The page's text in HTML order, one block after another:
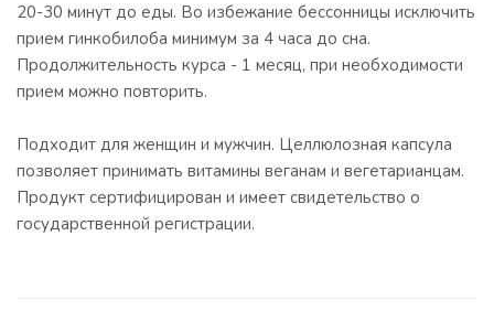
20-30 минут до еды. Во избежание бессонницы исключить
прием гинкобилоба минимум за 4 часа до сна.
Продолжительность курса - 1 месяц, при необходимости
прием можно повторить.
Подходит для женщин и мужчин. Целлюлозная капсула
позволяет принимать витамины веганам и вегетарианцам.
Продукт сертифицирован и имеет свидетельство о
государственной регистрации.